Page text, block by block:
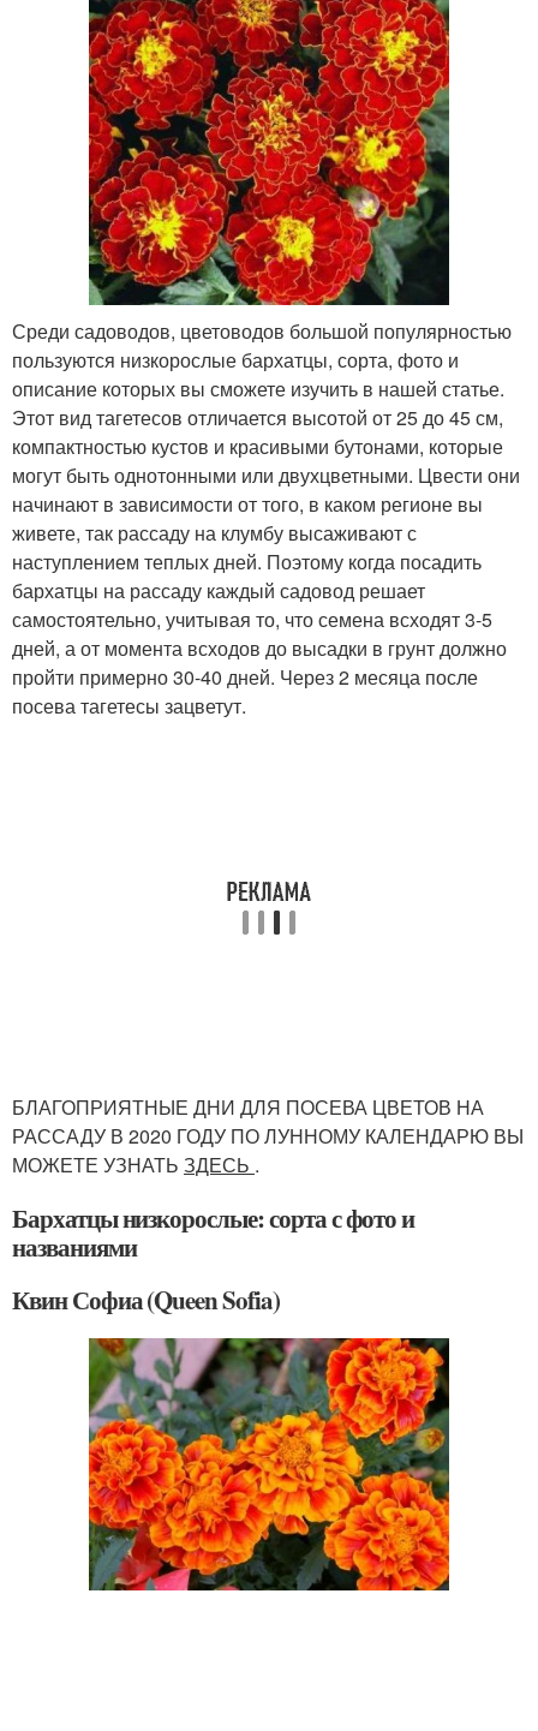
Среди садоводов, цветоводов большой популярностью
пользуются низкорослые бархатцы, сорта, фото и
описание которых вы сможете изучить в нашей статье.
Этот вид тагетесов отличается высотой от 25 до 45 см,
компактностью кустов и красивыми бутонами, которые
могут быть однотонными или двухцветными. Цвести они
начинают в зависимости от того, в каком регионе вы
живете, так рассаду на клумбу высаживают с
наступлением теплых дней. Поэтому когда посадить
бархатцы на рассаду каждый садовод решает
самостоятельно, учитывая то, что семена всходят 3-5
дней, а от момента всходов до высадки в грунт должно
пройти примерно 30-40 дней. Через 2 месяца после
посева тагетесы зацветут.
БЛАГОПРИЯТНЫЕ ДНИ ДЛЯ ПОСЕВА ЦВЕТОВ НА
РАССАДУ В 2020 ГОДУ ПО ЛУННОМУ КАЛЕНДАРЮ ВЫ
МОЖЕТЕ УЗНАТЬ ЗДЕСЬ .
Бархатцы низкорослые: сорта с фото и
названиями
Квин Софиа (Queen Sofia)